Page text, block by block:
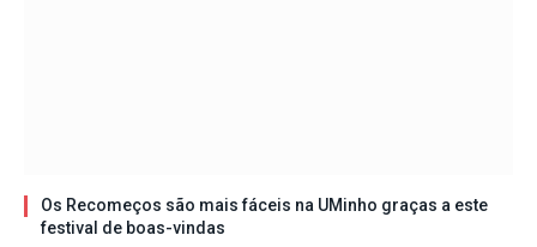
Os Recomeços são mais fáceis na UMinho graças a este
festival de boas-vindas